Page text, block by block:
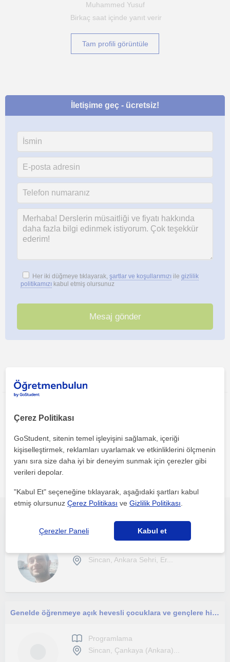
Muhammed Yusuf
Birkaç saat içinde yanıt verir
Tam profili görüntüle
İletişime geç - ücretsiz!
Her iki düğmeye tıklayarak, şartlar ve koşullarımızı ile gizlilik
politikamızı kabul etmiş olursunuz
Ankara sehri, Eryaman, Etimesgut, Fatih Mahallesi, Gazi
Osman Pasa Mahallesi, Sincan, Ulubatli Hasan Mahallesi,
Yenikent (Ankara) bölgesinde ilginizi çekebilecek diğer
C diliyle alakalı temel ve ileri düzeyde dersler veriyorum
Sincan, Ankara Sehri, Er...
Genelde öğrenmeye açık hevesli çocuklara ve gençlere hitap ederek edindiğim teknik bilgileri onlara aktarabilmek en büyük amacım.
Programlama
Sincan, Çankaya (Ankara)...
Çerez Politikası
GoStudent, sitenin temel işleyişini sağlamak, içeriği
kişiselleştirmek, reklamları uyarlamak ve etkinliklerini ölçmenin
yanı sıra size daha iyi bir deneyim sunmak için çerezler gibi
verileri depolar.
"Kabul Et" seçeneğine tıklayarak, aşağıdaki şartları kabul
etmiş olursunuzÇerez Politikası veGizlilik Politikası
Çerezler Paneli Kabul et